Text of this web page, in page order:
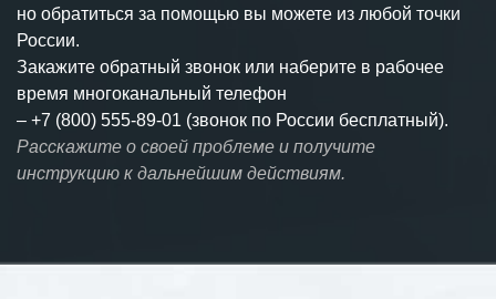
но обратиться за помощью вы можете из любой точки
России.
Закажите обратный звонок или наберите в рабочее
время многоканальный телефон
– +7 (800) 555-89-01 (звонок по России бесплатный).
Расскажите о своей проблеме и получите
инструкцию к дальнейшим действиям.